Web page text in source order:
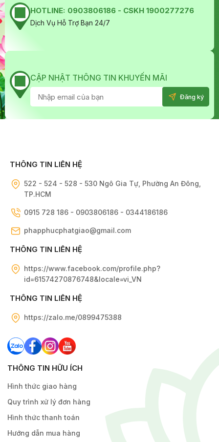
HOTLINE: 0903806186 - CSKH 1900277276
Dịch Vụ Hỗ Trợ Bạn 24/7
CẬP NHẬT THÔNG TIN KHUYẾN MÃI
THÔNG TIN LIÊN HỆ
522 - 524 - 528 - 530 Ngô Gia Tự, Phường An Đông,
TP.HCM
0915 728 186 - 0903806186 - 0344186186
phapphucphatgiao@gmail.com
THÔNG TIN LIÊN HỆ
https://www.facebook.com/profile.php?
id=61574270876748&locale=vi_VN
THÔNG TIN LIÊN HỆ
https://zalo.me/0899475388
THÔNG TIN HỮU ÍCH
Hình thức giao hàng
Quy trình xử lý đơn hàng
Hình thức thanh toán
Hướng dẫn mua hàng